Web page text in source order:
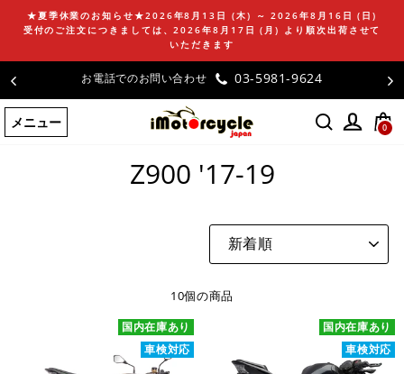
ン
ツ
に
ス
キ
★夏季休業のお知らせ★2026年8月13日 (木) ～ 2026年8月16日 (日)
受付のご注文につきましては、2026年8月17日 (月) より順次出荷させて
いただきます
お電話でのお問い合わせ 03-5981-9624
メニュー 0
ホームページ /Z900 '17-19
Z900 '17-19
並
替
10個の商品
国内在庫あり
車検対応
国内在庫あり
車検対応